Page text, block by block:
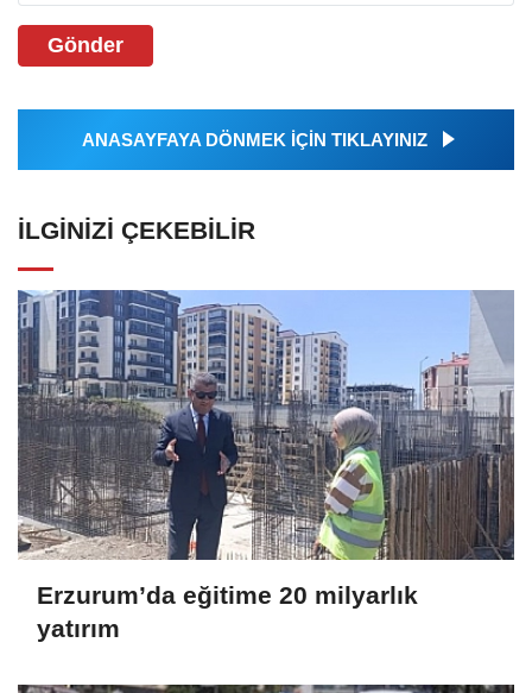
Gönder
ANASAYFAYA DÖNMEK İÇİN TIKLAYINIZ
İLGINIZI ÇEKEBILIR
Erzurum’da eğitime 20 milyarlık
yatırım